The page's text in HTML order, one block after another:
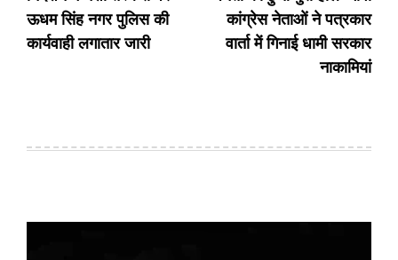
ऊधम सिंह नगर पुलिस की
कार्यवाही लगातार जारी
कांग्रेस नेताओं ने पत्रकार
वार्ता में गिनाई धामी सरकार
नाकामियां